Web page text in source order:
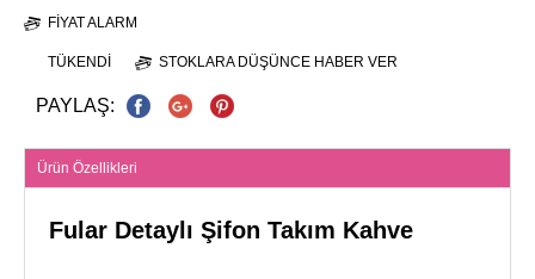
FIYAT ALARM
TÜKENDI STOKLARA DÜŞÜNCE HABER VER
PAYLAŞ:
Ürün Özellikleri
Fular Detaylı Şifon Takım Kahve